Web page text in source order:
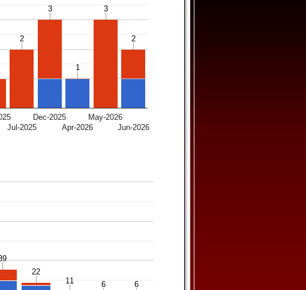
Jul-2025
Dec-2025
Apr-2026
May-2026
Jun-2026
2
2
3
3
1
1
3
3
2
2
22
22
11
11 6
6 6
6